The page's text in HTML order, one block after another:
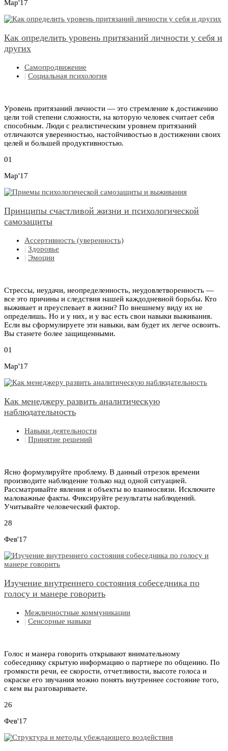
Мар'17
Как определить уровень притязаний личности у себя и
других
Самопродвижение
| Социальная психология
Уровень притязаний личности — это стремление к достижению
цели той степени сложности, на которую человек считает себя
способным. Люди c реалистическим уровнем притязаний
отличаются уверенностью, настойчивостью в достижении своих
целей и большей продуктивностью.
01
Мар'17
Принципы счастливой жизни и психологической
самозащиты
Ассертивность (уверенность)
| Здоровье
| Эмоции
Стрессы, неудачи, неопределенность, неудовлетворенность —
все это причины и следствия нашей каждодневной борьбы. Кто
выживает и преуспевает в жизни? По внешнему виду их не
определишь. Но и у них, и у вас есть свои навыки выживания.
Если вы сформулируете эти навыки, вам будет их легче освоить.
Вы станете более защищенными.
01
Мар'17
Как менеджеру развить аналитическую
наблюдательность
Навыки деятельности
| Принятие решений
Ясно формулируйте проблему. В данный отрезок времени
производите наблюдение только над одной ситуацией.
Рассматривайте явления и объекты во взаимосвязи. Исключите
маловажные факты. Фиксируйте результаты наблюдений.
Учитывайте человеческий фактор.
28
Фев'17
Изучение внутреннего состояния собеседника по
голосу и манере говорить
Межличностные коммуникации
| Сенсорные навыки
Голос и манера говорить открывают внимательному
собеседнику скрытую информацию о партнере по общению. По
громкости речи, ее скорости, отчетливости, высоте голоса и
окраске его звучания можно понять внутреннее состояние того,
с кем вы разговариваете.
26
Фев'17